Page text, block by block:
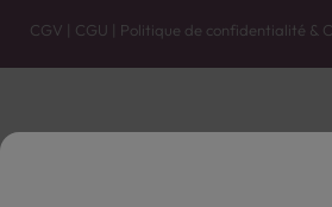
CGV | CGU | Politique de confidentialité &
Vente uniquement en caves. Contactez votre caviste
L'ABUS D'ALCOOL EST DANGEREUX POUR LA SANTÉ, À